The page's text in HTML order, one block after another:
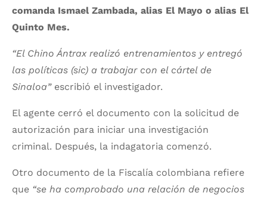
comanda Ismael Zambada, alias El Mayo o alias El
Quinto Mes.
“El Chino Ántrax realizó entrenamientos y entregó
las políticas (sic) a trabajar con el cártel de
Sinaloa”escribió el investigador.
El agente cerró el documento con la solicitud de
autorización para iniciar una investigación
criminal. Después, la indagatoria comenzó.
Otro documento de la Fiscalía colombiana refiere
que “se ha comprobado una relación de negocios